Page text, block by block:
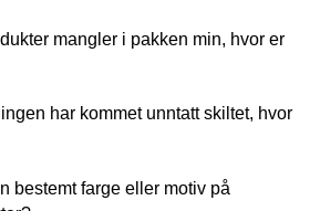
mangler i pakken min, hvor er
har kommet unntatt skiltet, hvor
bestemt farge eller motiv på